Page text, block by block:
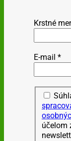
Krstné
E-mail *
účelom